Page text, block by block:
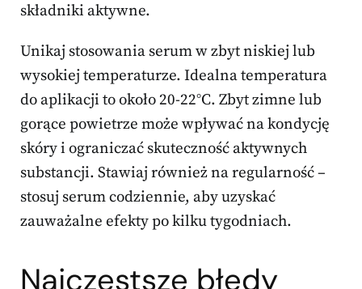
składniki aktywne.
Unikaj stosowania serum w zbyt niskiej lub
wysokiej temperaturze. Idealna temperatura
do aplikacji to około 20-22°C. Zbyt zimne lub
gorące powietrze może wpływać na kondycję
skóry i ograniczać skuteczność aktywnych
substancji. Stawiaj również na regularność –
stosuj serum codziennie, aby uzyskać
zauważalne efekty po kilku tygodniach.
Najczęstsze błędy